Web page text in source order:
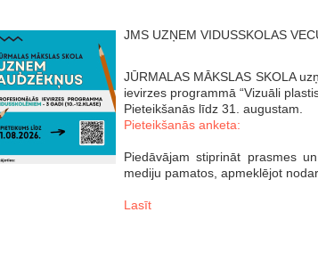
JMS UZŅEM VIDUSSKOLAS
JŪRMALAS MĀKSLAS SKOLA
ievirzes programmā “Vizuāli
Pieteikšanās līdz 31. augustam.
Pieteikšanās anketa:
Piedāvājam stiprināt prasmes
mediju pamatos, apmeklējot
Lasīt